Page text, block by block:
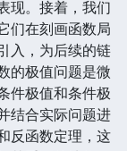
现。接着，我们
们在刻画函数局
入，为后续的链
的极值问题是微
件极值和条件极
结合实际问题进
反函数定理，这